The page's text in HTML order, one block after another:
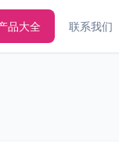
品大全 联系我们